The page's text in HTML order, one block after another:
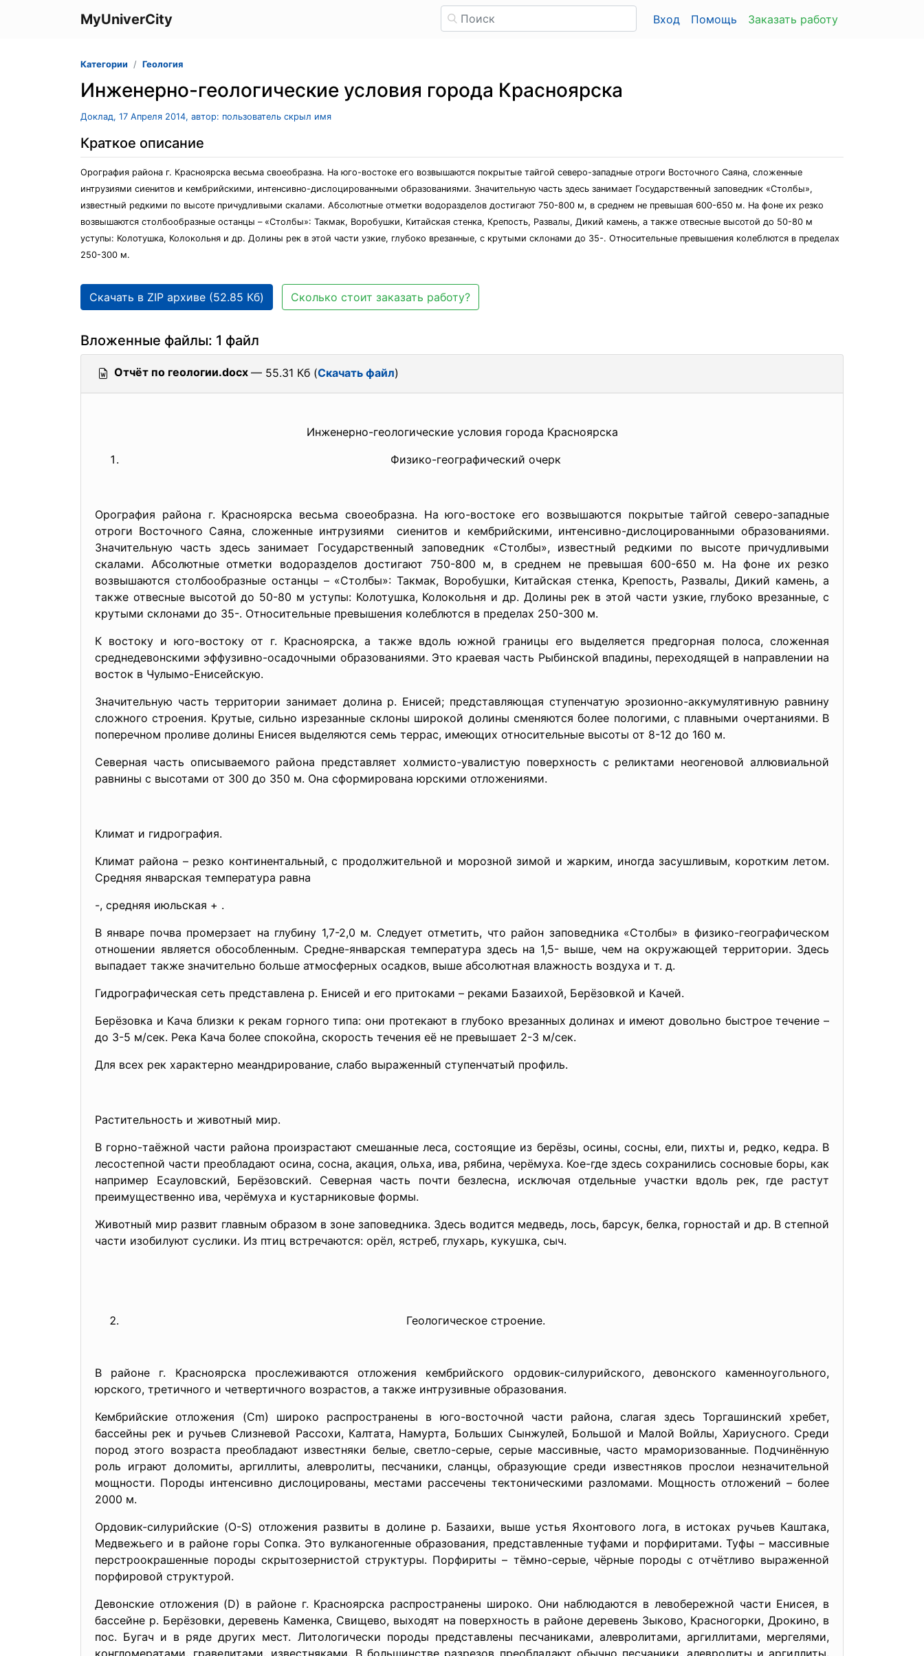
MyUniverCity Вход Помощь Заказать работу
Категории Геология
Инженерно-геологические условия города Красноярска
Доклад, 17 Апреля 2014, автор: пользователь скрыл имя
Краткое описание
Орография района г. Красноярска весьма своеобразна. На юго-востоке его возвышаются покрытые тайгой северо-западные отроги Восточного Саяна, сложенные
интрузиями сиенитов и кембрийскими, интенсивно-дислоцированными образованиями. Значительную часть здесь занимает Государственный заповедник «Столбы»,
известный редкими по высоте причудливыми скалами. Абсолютные отметки водоразделов достигают 750-800 м, в среднем не превышая 600-650 м. На фоне их резко
возвышаются столбообразные останцы – «Столбы»: Такмак, Воробушки, Китайская стенка, Крепость, Развалы, Дикий камень, а также отвесные высотой до 50-80 м
уступы: Колотушка, Колокольня и др. Долины рек в этой части узкие, глубоко врезанные, с крутыми склонами до 35-. Относительные превышения колеблются в пределах
250-300 м.
Скачать в ZIP архиве (52.85 Кб) Сколько стоит заказать работу?
Вложенные файлы: 1 файл
Отчёт по геологии.docx — 55.31 Кб (Скачать файл)
Инженерно-геологические условия города Красноярска
Физико-географический очерк
Орография района г. Красноярска весьма своеобразна. На юго-востоке его возвышаются покрытые тайгой северо-западные
отроги Восточного Саяна, сложенные интрузиями сиенитов и кембрийскими, интенсивно-дислоцированными образованиями.
Значительную часть здесь занимает Государственный заповедник «Столбы», известный редкими по высоте причудливыми
скалами. Абсолютные отметки водоразделов достигают 750-800 м, в среднем не превышая 600-650 м. На фоне их резко
возвышаются столбообразные останцы – «Столбы»: Такмак, Воробушки, Китайская стенка, Крепость, Развалы, Дикий камень, а
также отвесные высотой до 50-80 м уступы: Колотушка, Колокольня и др. Долины рек в этой части узкие, глубоко врезанные, с
крутыми склонами до 35-. Относительные превышения колеблются в пределах 250-300 м.
К востоку и юго-востоку от г. Красноярска, а также вдоль южной границы его выделяется предгорная полоса, сложенная
среднедевонскими эффузивно-осадочными образованиями. Это краевая часть Рыбинской впадины, переходящей в направлении на
восток в Чулымо-Енисейскую.
Значительную часть территории занимает долина р. Енисей; представляющая ступенчатую эрозионно-аккумулятивную равнину
сложного строения. Крутые, сильно изрезанные склоны широкой долины сменяются более пологими, с плавными очертаниями. В
поперечном проливе долины Енисея выделяются семь террас, имеющих относительные высоты от 8-12 до 160 м.
Северная часть описываемого района представляет холмисто-увалистую поверхность с реликтами неогеновой аллювиальной
равнины с высотами от 300 до 350 м. Она сформирована юрскими отложениями.
Климат и гидрография.
Климат района – резко континентальный, с продолжительной и морозной зимой и жарким, иногда засушливым, коротким летом.
Средняя январская температура равна
-, средняя июльская + .
В январе почва промерзает на глубину 1,7-2,0 м. Следует отметить, что район заповедника «Столбы» в физико-географическом
отношении является обособленным. Средне-январская температура здесь на 1,5- выше, чем на окружающей территории. Здесь
выпадает также значительно больше атмосферных осадков, выше абсолютная влажность воздуха и т. д.
Гидрографическая сеть представлена р. Енисей и его притоками – реками Базаихой, Берёзовкой и Качей.
Берёзовка и Кача близки к рекам горного типа: они протекают в глубоко врезанных долинах и имеют довольно быстрое течение –
до 3-5 м/сек. Река Кача более спокойна, скорость течения её не превышает 2-3 м/сек.
Для всех рек характерно меандрирование, слабо выраженный ступенчатый профиль.
Растительность и животный мир.
В горно-таёжной части района произрастают смешанные леса, состоящие из берёзы, осины, сосны, ели, пихты и, редко, кедра. В
лесостепной части преобладают осина, сосна, акация, ольха, ива, рябина, черёмуха. Кое-где здесь сохранились сосновые боры, как
например Есауловский, Берёзовский. Северная часть почти безлесна, исключая отдельные участки вдоль рек, где растут
преимущественно ива, черёмуха и кустарниковые формы.
Животный мир развит главным образом в зоне заповедника. Здесь водится медведь, лось, барсук, белка, горностай и др. В степной
части изобилуют суслики. Из птиц встречаются: орёл, ястреб, глухарь, кукушка, сыч.
Геологическое строение.
В районе г. Красноярска прослеживаются отложения кембрийского ордовик-силурийского, девонского каменноугольного,
юрского, третичного и четвертичного возрастов, а также интрузивные образования.
Кембрийские отложения (Cm) широко распространены в юго-восточной части района, слагая здесь Торгашинский хребет,
бассейны рек и ручьев Слизневой Рассохи, Калтата, Намурта, Больших Сынжулей, Большой и Малой Войлы, Хариусного. Среди
пород этого возраста преобладают известняки белые, светло-серые, серые массивные, часто мраморизованные. Подчинённую
роль играют доломиты, аргиллиты, алевролиты, песчаники, сланцы, образующие среди известняков прослои незначительной
мощности. Породы интенсивно дислоцированы, местами рассечены тектоническими разломами. Мощность отложений – более
2000 м.
Ордовик-силурийские (O-S) отложения развиты в долине р. Базаихи, выше устья Яхонтового лога, в истоках ручьев Каштака,
Медвежьего и в районе горы Сопка. Это вулканогенные образования, представленные туфами и порфиритами. Туфы – массивные
перстроокрашенные породы скрытозернистой структуры. Порфириты – тёмно-серые, чёрные породы с отчётливо выраженной
порфировой структурой.
Девонские отложения (D) в районе г. Красноярска распространены широко. Они наблюдаются в левобережной части Енисея, в
бассейне р. Берёзовки, деревень Каменка, Свищево, выходят на поверхность в районе деревень Зыково, Красногорки, Дрокино, в
пос. Бугач и в ряде других мест. Литологически породы представлены песчаниками, алевролитами, аргиллитами, мергелями,
конгломератами, гравелитами, известняками. В большинстве разрезов преобладают обычно песчаники, алевролиты и аргиллиты.